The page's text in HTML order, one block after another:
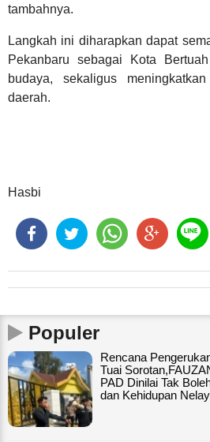
tambahnya.
Langkah ini diharapkan dapat
Pekanbaru sebagai Kota
budaya, sekaligus
daerah.
Hasbi
Populer
Rencana
Tuai
PAD Dinilai Tak
dan Kehidupan